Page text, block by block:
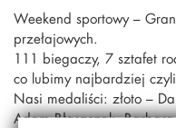
Weekend sportowy –
przełajowych.
111 biegaczy, 7 sztafet
co lubimy najbardziej
Nasi medaliści: złoto –
Adam Błaszczak,